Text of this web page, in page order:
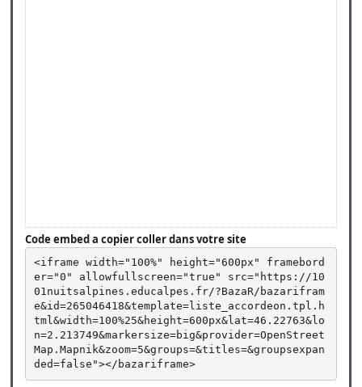
Code embed a copier coller dans votre site
<iframe width="100%" height="600px" framebord
er="0" allowfullscreen="true" src="https://10
01nuitsalpines.educalpes.fr/?BazaR/bazarifram
e&id=265046418&template=liste_accordeon.tpl.h
tml&width=100%25&height=600px&lat=46.22763&lo
n=2.213749&markersize=big&provider=OpenStreet
Map.Mapnik&zoom=5&groups=&titles=&groupsexpan
ded=false"></bazariframe>